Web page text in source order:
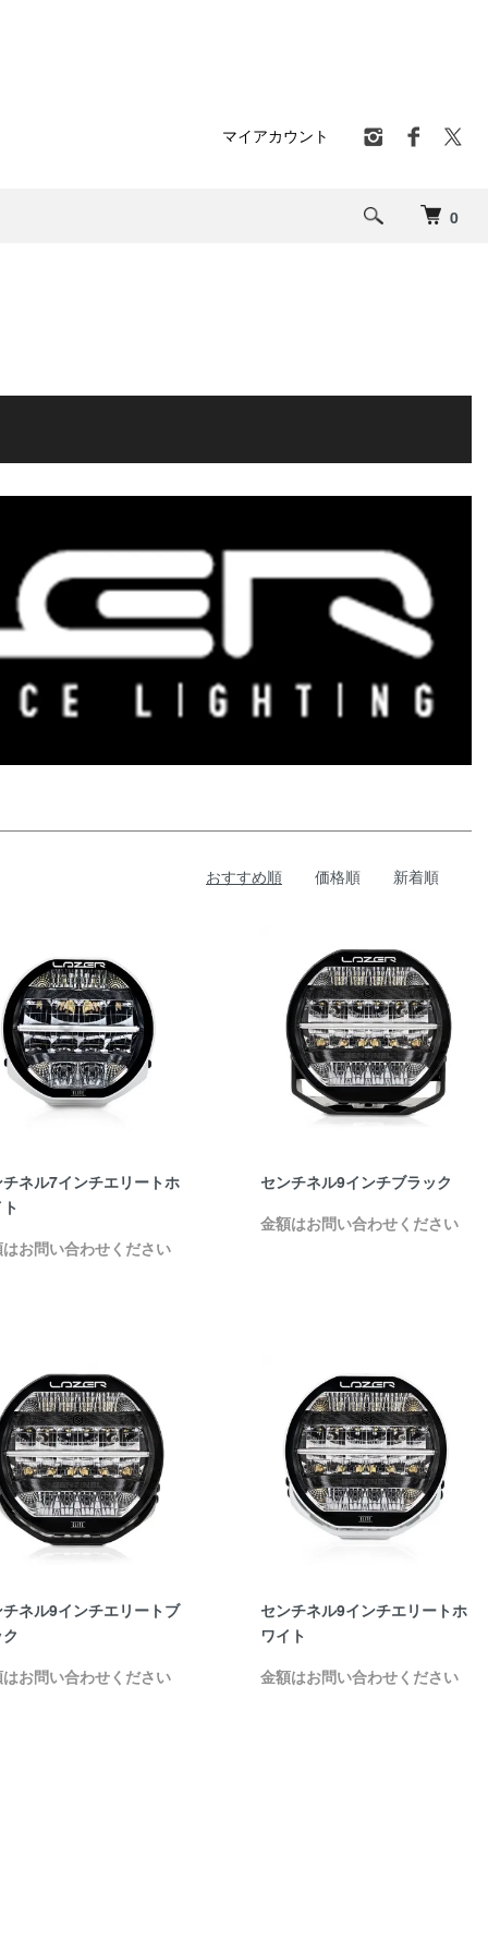
0
マイアカウント
おすすめ順 価格順 新着順
チネル7インチエリートホ
お問い合わせください
センチネル9インチブラック
金額はお問い合わせください
チネル9インチエリートブ
お問い合わせください
センチネル9インチエリートホ
ワイト
金額はお問い合わせください